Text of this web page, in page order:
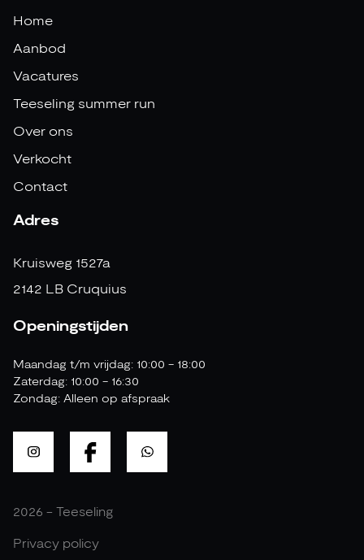
Home
Aanbod
Vacatures
Teeseling summer run
Over ons
Verkocht
Contact
Adres
Kruisweg 1527a
2142 LB Cruquius
Openingstijden
Maandag t/m vrijdag: 10:00 - 18:00
Zaterdag: 10:00 - 16:30
Zondag: Alleen op afspraak
2026 - Teeseling
Privacy policy